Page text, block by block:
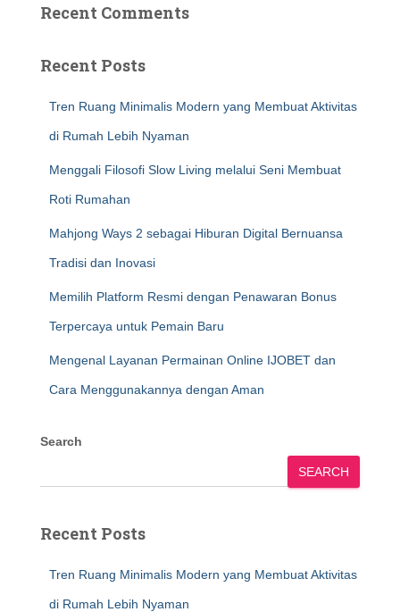
Recent Comments
Recent Posts
Tren Ruang Minimalis Modern yang Membuat Aktivitas
di Rumah Lebih Nyaman
Menggali Filosofi Slow Living melalui Seni Membuat
Roti Rumahan
Mahjong Ways 2 sebagai Hiburan Digital Bernuansa
Tradisi dan Inovasi
Memilih Platform Resmi dengan Penawaran Bonus
Terpercaya untuk Pemain Baru
Mengenal Layanan Permainan Online IJOBET dan
Cara Menggunakannya dengan Aman
Search
SEARCH
Recent Posts
Tren Ruang Minimalis Modern yang Membuat Aktivitas
di Rumah Lebih Nyaman